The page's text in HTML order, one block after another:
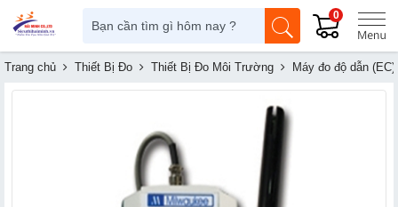
0
Trang chủ Thiết Bị Đo Thiết Bị Đo Môi Trường Máy đo độ dẫn (EC)